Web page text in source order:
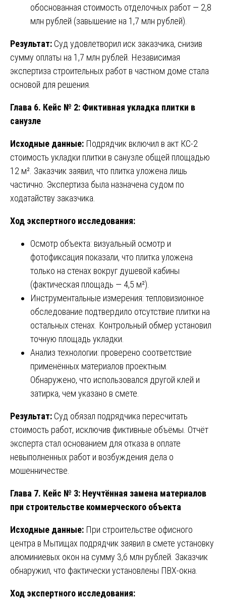
обоснованная стоимость отделочных работ — 2,8
млн рублей (завышение на 1,7 млн рублей).
Результат: Суд удовлетворил иск заказчика, снизив
сумму оплаты на 1,7 млн рублей. Независимая
экспертиза строительных работ в частном доме стала
основой для решения.
Глава 6. Кейс № 2: Фиктивная укладка плитки в
санузле
Исходные данные: Подрядчик включил в акт КС-2
стоимость укладки плитки в санузле общей площадью
12 м². Заказчик заявил, что плитка уложена лишь
частично. Экспертиза была назначена судом по
ходатайству заказчика.
Ход экспертного исследования:
Осмотр объекта: визуальный осмотр и
фотофиксация показали, что плитка уложена
только на стенах вокруг душевой кабины
(фактическая площадь — 4,5 м²).
Инструментальные измерения: тепловизионное
обследование подтвердило отсутствие плитки на
остальных стенах. Контрольный обмер установил
точную площадь укладки.
Анализ технологии: проверено соответствие
применённых материалов проектным.
Обнаружено, что использовался другой клей и
затирка, чем указано в смете.
Результат: Суд обязал подрядчика пересчитать
стоимость работ, исключив фиктивные объёмы. Отчёт
эксперта стал основанием для отказа в оплате
невыполненных работ и возбуждения дела о
мошенничестве.
Глава 7. Кейс № 3: Неучтённая замена материалов
при строительстве коммерческого объекта
Исходные данные: При строительстве офисного
центра в Мытищах подрядчик заявил в смете установку
алюминиевых окон на сумму 3,6 млн рублей. Заказчик
обнаружил, что фактически установлены ПВХ-окна.
Ход экспертного исследования: